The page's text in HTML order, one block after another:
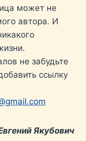
может не
автора. И
не забудьте
ссылку
Якубович